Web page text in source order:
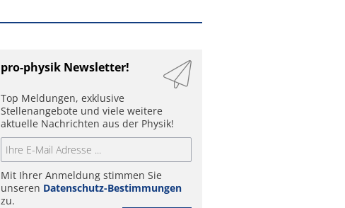
pro-physik Newsletter!
Top Meldungen, exklusive
Stellenangebote und viele weitere
aktuelle Nachrichten aus der Physik!
Mit Ihrer Anmeldung stimmen Sie
unseren Datenschutz-Bestimmungen
zu.